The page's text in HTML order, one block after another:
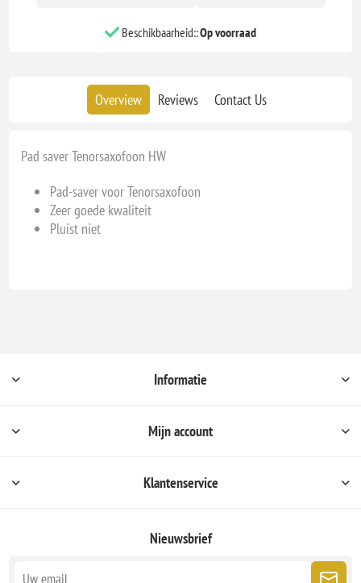
Beschikbaarheid::Op voorraad
Overview Reviews Contact Us
Pad saver Tenorsaxofoon HW
Pad-saver voor Tenorsaxofoon
Zeer goede kwaliteit
Pluist niet
Informatie
Mijn account
Klantenservice
Nieuwsbrief